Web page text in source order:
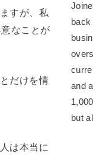
すが、私
なことが
だけを情
は本当に
back
and
but